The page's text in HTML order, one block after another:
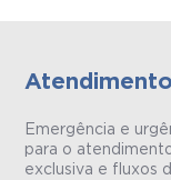
Emergência e
para o
exclusiva e fluxos